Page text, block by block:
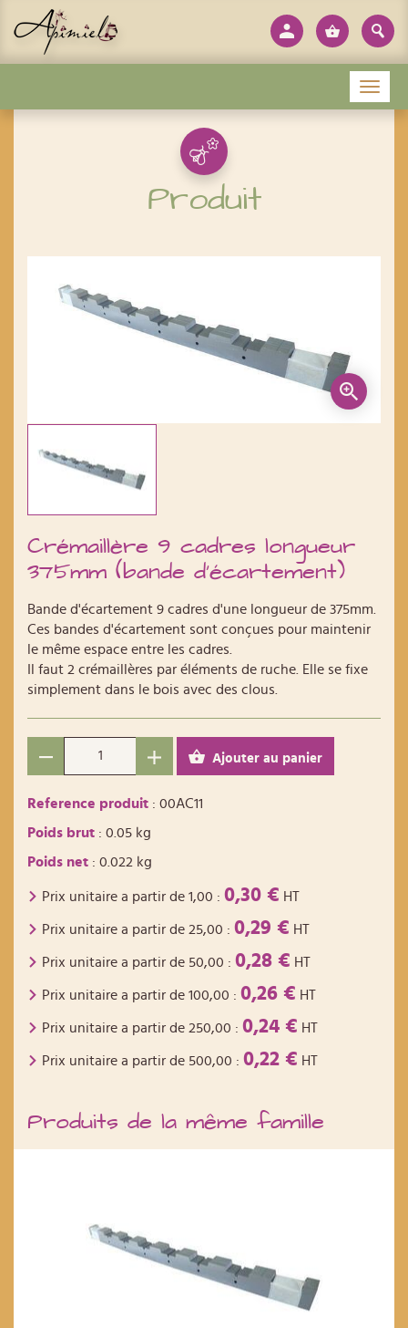
Produit
Crémaillère 9 cadres longueur
375mm (bande d'écartement)
Bande d'écartement 9 cadres d'une longueur de 375mm.
Ces bandes d'écartement sont conçues pour maintenir
le même espace entre les cadres.
Il faut 2 crémaillères par éléments de ruche. Elle se fixe
simplement dans le bois avec des clous.
Ajouter au panier
Reference produit : 00AC11
Poids brut : 0.05 kg
Poids net : 0.022 kg
Prix unitaire a partir de 1,00 : 0,30 € HT
Prix unitaire a partir de 25,00 : 0,29 € HT
Prix unitaire a partir de 50,00 : 0,28 € HT
Prix unitaire a partir de 100,00 : 0,26 € HT
Prix unitaire a partir de 250,00 : 0,24 € HT
Prix unitaire a partir de 500,00 : 0,22 € HT
Produits de la même famille
Menu
Panneau de gestion des cookies